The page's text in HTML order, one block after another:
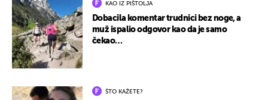
KAO IZ PIŠTOLJA
Dobacila komentar trudnici bez noge, a
muž ispalio odgovor kao da je samo
čekao…
ŠTO KAŽETE?